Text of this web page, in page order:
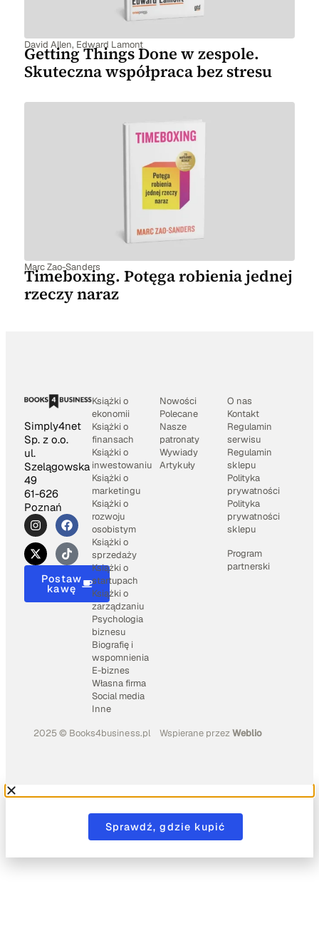
David Allen, Edward Lamont
Getting Things Done w zespole.
Skuteczna współpraca bez stresu
Marc Zao-Sanders
Timeboxing. Potęga robienia jednej
rzeczy naraz
Simply4net
Sp. z o.o.
ul.
Szelągowska
49
61-626
Poznań
Postaw
kawę
Książki o
ekonomii
Książki o
finansach
Książki o
inwestowaniu
Książki o
marketingu
Książki o
rozwoju
osobistym
Książki o
sprzedaży
Książki o
startupach
Książki o
zarządzaniu
Psychologia
biznesu
Biografię i
wspomnienia
E-biznes
Własna firma
Social media
Inne
Nowości
Polecane
Nasze
patronaty
Wywiady
Artykuły
O nas
Kontakt
Regulamin
serwisu
Regulamin
sklepu
Polityka
prywatności
Polityka
prywatności
sklepu
Program
partnerski
2025 © Books4business.pl Wspierane przezWeblio
Sprawdź, gdzie kupić